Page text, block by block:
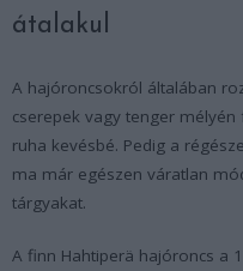
átalakul
A hajóroncsokról általában
cserepek vagy tenger
ruha kevésbé. Pedig a
ma már egészen váratlan
tárgyakat.
A finn Hahtiperä hajóroncs a